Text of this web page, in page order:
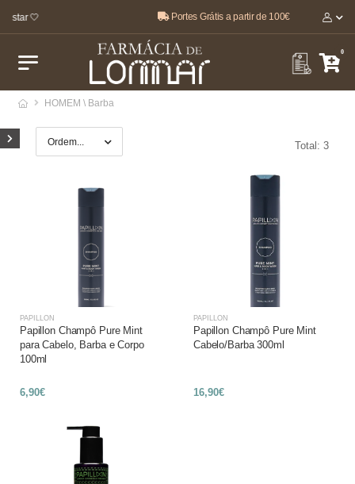
estar 🤍 Portes Grátis a partir de 100€
0
HOMEM \ Barba
Total: 3
PAPILLON
Papillon Champô Pure Mint
para Cabelo, Barba e Corpo
100ml
6,90€
PAPILLON
Papillon Champô Pure Mint
Cabelo/Barba 300ml
16,90€